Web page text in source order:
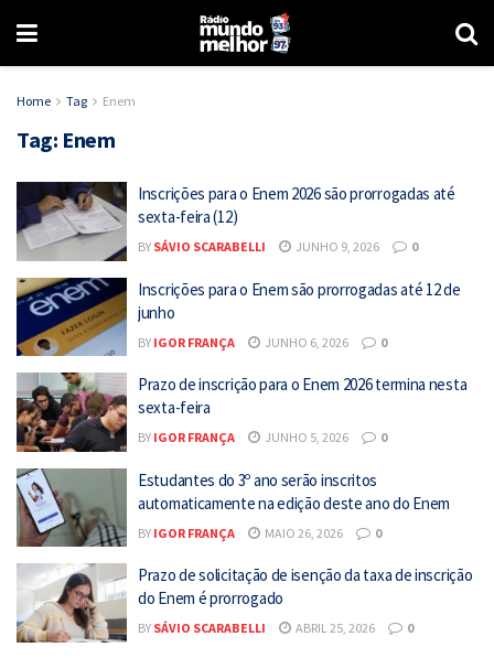
Home Tag Enem
Tag: Enem
Inscrições para o Enem 2026 são prorrogadas até
sexta-feira (12)
BY SÁVIO SCARABELLI JUNHO 9, 2026 0
Inscrições para o Enem são prorrogadas até 12 de
junho
BY IGOR FRANÇA JUNHO 6, 2026 0
Prazo de inscrição para o Enem 2026 termina nesta
sexta-feira
BY IGOR FRANÇA JUNHO 5, 2026 0
Estudantes do 3º ano serão inscritos
automaticamente na edição deste ano do Enem
BY IGOR FRANÇA MAIO 26, 2026 0
Prazo de solicitação de isenção da taxa de inscrição
do Enem é prorrogado
BY SÁVIO SCARABELLI ABRIL 25, 2026 0